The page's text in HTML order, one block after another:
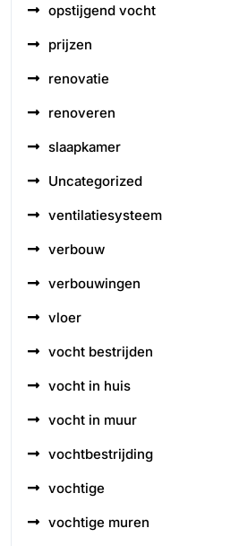
opstijgend vocht
prijzen
renovatie
renoveren
slaapkamer
Uncategorized
ventilatiesysteem
verbouw
verbouwingen
vloer
vocht bestrijden
vocht in huis
vocht in muur
vochtbestrijding
vochtige
vochtige muren